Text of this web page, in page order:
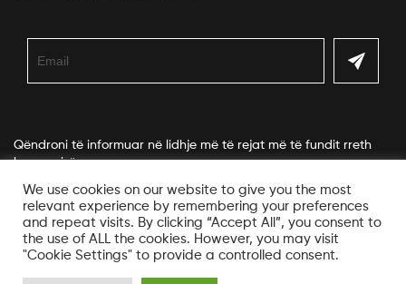
Qëndroni të informuar në lidhje më të rejat më të fundit rreth
kompanisë.
We use cookies on our website to give you the most
relevant experience by remembering your preferences
and repeat visits. By clicking “Accept All”, you consent to
the use of ALL the cookies. However, you may visit
"Cookie Settings" to provide a controlled consent.